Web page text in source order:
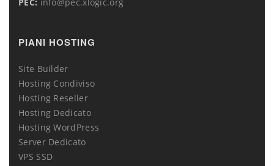
PIANI HOSTING
Site Builder
Hosting Condiviso
Hosting Reseller
Hosting Dedicato
Hosting WordPress
Server Dedicato
VPS SSD